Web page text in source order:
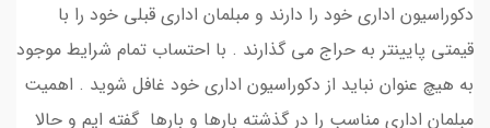
دکوراسیون اداری خود را دارند و مبلمان اداری قبلی خود را با
قیمتی پایینتر به حراج می گذارند . با احتساب تمام شرایط موجود
به هیچ عنوان نباید از دکوراسیون اداری خود غافل شوید . اهمیت
مبلمان اداری مناسب را در گذشته بارها و بارها گفته ایم و حالا